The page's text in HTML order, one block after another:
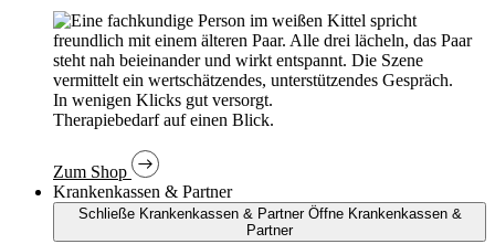
In wenigen Klicks gut versorgt.
Therapiebedarf auf einen Blick.
Zum Shop
Krankenkassen & Partner
Schließe Krankenkassen & Partner Öffne Krankenkassen &
Partner